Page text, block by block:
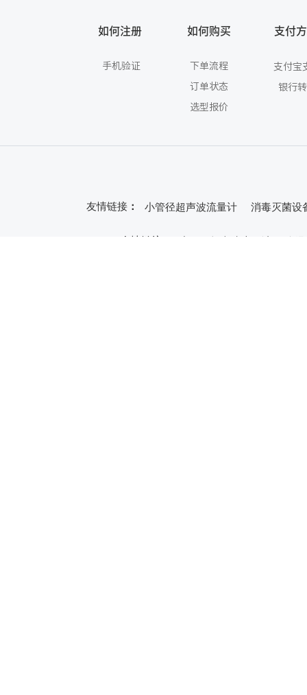
如何注册 如何购买 支付
手机验证 下单流程
订单状态
选型报价
支付宝
银行
友情链接 ：
友情链接
友情链接
小管径超声波流量计
小管径超声波流量计
小管径超声波流量计
小管径超声波流量计 防
消毒灭菌设